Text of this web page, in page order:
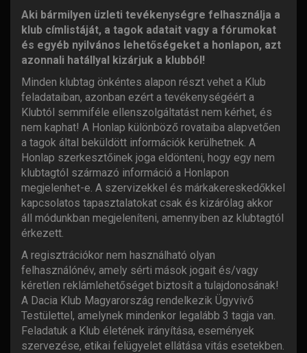
Aki bármilyen üzleti tevékenységre felhasználja a
klub címlistáját, a tagok adatait vagy a fórumokat
és egyéb nyilvános lehetőségeket a honlapon, azt
azonnali hatállyal kizárjuk a klubból!
Minden klubtag önkéntes alapon részt vehet a Klub
feladataiban, azonban ezért a tevékenységéért a
Klubtól semmiféle ellenszolgáltatást nem kérhet, és
nem kaphat! A Honlap különböző rovataiba alapvetően
a tagok által beküldött információk kerülhetnek. A
Honlap szerkesztőinek joga eldönteni, hogy egy nem
klubtagtól származó információ a Honlapon
megjelenhet-e. A szervizekkel és márkakereskedőkkel
kapcsolatos tapasztalatokat csak és kizárólag akkor
áll módunkban megjeleníteni, amennyiben az klubtagtól
érkezett.
A regisztrációkor nem használható olyan
felhasználónév, amely sérti mások jogait és/vagy
kéretlen reklámlehetőséget biztosít a tulajdonosának!
A Dacia Klub Magyarország rendelkezik Ügyvivő
Testülettel, amelynek mindenkor legalább 3 tagja van.
Feladatuk a Klub életének irányítása, események
szervezése, etikai felügyelet ellátása vitás esetekben.